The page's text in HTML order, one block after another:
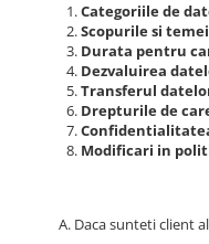
Categoriile de
Scopurile si
Durata pentru
Dezvaluirea
Transferul
Drepturile de
Modificari in
A. Daca sunteti client